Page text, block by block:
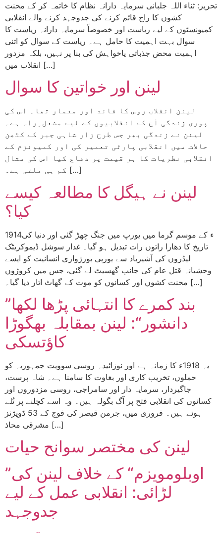
تحریر: ثناء اللہ جلبانی سرمایہ دارانہ نظام کا خاتمہ کر کے محنت
کشوں کا راج قائم کرنے کی جدوجہد کرنے والے انقلابی
کمیونسٹوں کے لیے ریاست اور خصوصاً سرمایہ دارانہ ریاست کا
سوال بہت اہمیت کا حامل ہے۔ ریاست کے سوال کو اتنی
اہمیت محض جذباتی یاخواہش کی بنا پر نہیں، بلکہ مزدور
انقلاب میں […]
لینن اور خواتین کا سوال
لینن انقلاب روس کا قائد اور معمار تھا۔ اس کی
پوری زندگی آج کے انقلابیوں کے لیے مشعل ِراہ ہے۔
لینن نے زندگی بھر جس طرح زار شاہی جبر کے کٹھن
حالات میں انقلابی پارٹی تعمیر کی اور کمیونزم کے
انقلابی نظریات کا ہر قیمت پر دفاع کیا اس کی مثال
کم ہی ملتی ہے۔ […]
لینن نے ہیگل کا مطالعہ کیسے
کیا؟
1914ء کے موسم گرما میں یورپ میں جنگ چھڑ گئی اور دنیا کی
تاریخ کا دھارا راتوں رات تبدیل ہو گیا۔ غدار سوشل ڈیموکریٹک
لیڈروں کی آشیرباد سے یورپی بورژوازی انسانیت کو ایسے
وحشیانہ قتل عام کی جانب گھسیٹ لے گئی، جس میں کروڑوں
محنت کشوں اور کسانوں کو موت کے گھاٹ اتار دیا گیا۔ […]
”بند کمرے کا انتہائی پڑھا لکھا
دانشور“: لینن بمقابلہ بھگوڑا
کاؤتسکی
یہ 1918ء کا زمانہ ہے اور نوزائیدہ روسی سوویت جمہوریہ کو
حملوں، تخریب کاری اور بغاوت کا سامنا ہے۔ شاہ پرست،
جاگیردار، سرمایہ دار اور سامراجی، روسی مزدوروں اور
کسانوں کی انقلابی فتح پر آگ بگولہ ہیں۔ وہ اسے کچلنے پر تُلے
ہوئے ہیں۔ فروری میں، جرمن قیصر کی فوج کے 53 ڈویژنز
مشرقی محاذ […]
لینن کی مختصر سوانح حیات
”اوبلومویزم“ کے خلاف لینن کی
لڑائی: انقلابی عمل کے لیے
جدوجہد